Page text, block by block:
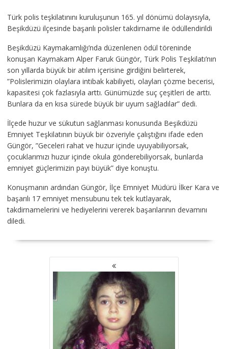
Türk polis teşkilatınını kuruluşunun 165. yıl dönümü dolayısıyla,
Beşikdüzü ilçesinde başarılı polisler takdirname ile ödüllendirildi
Beşikdüzü Kaymakamlığı’nda düzenlenen ödül töreninde
konuşan Kaymakam Alper Faruk Güngör, Türk Polis Teşkilatı’nın
son yıllarda büyük bir atılım içerisine girdiğini belirterek,
”Polislerimizin olaylara intibak kabiliyeti, olayları çözme becerisi,
kapasitesi çok fazlasıyla arttı. Günümüzde suç çeşitleri de arttı.
Bunlara da en kısa sürede büyük bir uyum sağladılar” dedi.
İlçede huzur ve sükutun sağlanması konusunda Beşikdüzü
Emniyet Teşkilatının büyük bir özveriyle çalıştığını ifade eden
Güngör, ”Geceleri rahat ve huzur içinde uyuyabiliyorsak,
çocuklarımızı huzur içinde okula gönderebiliyorsak, bunlarda
emniyet güçlerimizin payı büyük” diye konuştu.
Konuşmanın ardından Güngör, İlçe Emniyet Müdürü İlker Kara ve
başarılı 17 emniyet mensubunu tek tek kutlayarak,
takdirnamelerini ve hediyelerini vererek başarılarının devamını
diledi.